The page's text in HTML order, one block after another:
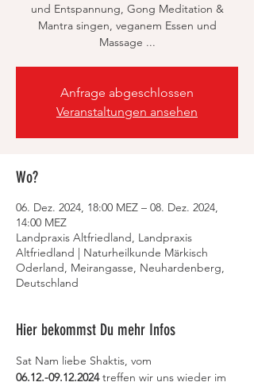
und Entspannung, Gong Meditation &
Mantra singen, veganem Essen und
Massage ...
Anfrage abgeschlossen
Veranstaltungen ansehen
Wo?
06. Dez. 2024, 18:00 MEZ – 08. Dez. 2024,
14:00 MEZ
Landpraxis Altfriedland, Landpraxis
Altfriedland | Naturheilkunde Märkisch
Oderland, Meirangasse, Neuhardenberg,
Deutschland
Hier bekommst Du mehr Infos
Sat Nam liebe Shaktis, vom
06.12.-09.12.2024 treffen wir uns wieder im